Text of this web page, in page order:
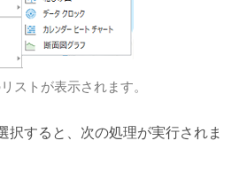
ストが表示されます。
択すると、次の処理が実行されま